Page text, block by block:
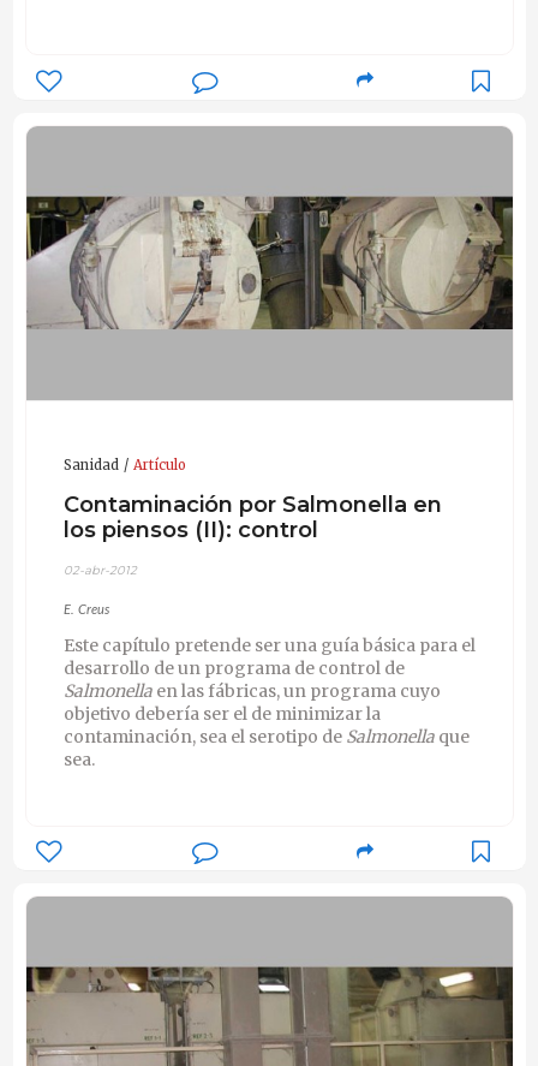
Sanidad Artículo
Contaminación por Salmonella en
los piensos (II): control
02-abr-2012
E. Creus
Este capítulo pretende ser una guía básica para el
desarrollo de un programa de control de
Salmonella en las fábricas, un programa cuyo
objetivo debería ser el de minimizar la
contaminación, sea el serotipo de Salmonella que
sea.